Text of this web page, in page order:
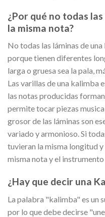
¿Por qué no todas
la misma nota?
No todas las láminas de
porque tienen diferentes
larga o gruesa sea la pala,
Las varillas de una kalimba
las notas producidas
permite tocar piezas
grosor de las láminas son
variado y armonioso. Si
tuvieran la misma longitud
misma nota y el
¿Hay que decir una
La palabra "kalimba" es un
por lo que debe decirse